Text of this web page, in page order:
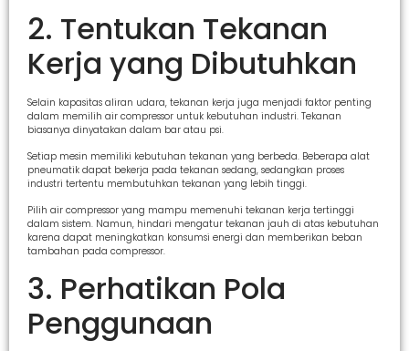
2. Tentukan Tekanan
Kerja yang Dibutuhkan
Selain kapasitas aliran udara, tekanan kerja juga menjadi faktor penting
dalam memilih air compressor untuk kebutuhan industri. Tekanan
biasanya dinyatakan dalam bar atau psi.
Setiap mesin memiliki kebutuhan tekanan yang berbeda. Beberapa alat
pneumatik dapat bekerja pada tekanan sedang, sedangkan proses
industri tertentu membutuhkan tekanan yang lebih tinggi.
Pilih air compressor yang mampu memenuhi tekanan kerja tertinggi
dalam sistem. Namun, hindari mengatur tekanan jauh di atas kebutuhan
karena dapat meningkatkan konsumsi energi dan memberikan beban
tambahan pada compressor.
3. Perhatikan Pola
Penggunaan